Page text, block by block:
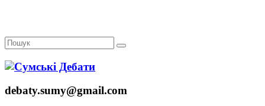
debaty.sumy@gmail.com